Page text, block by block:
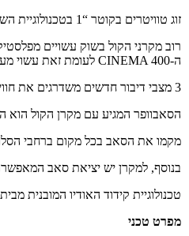
זוג טוויטרים בקוטר “1 בטכנולוגיית השופר Tractrix® הייחודית של החברה בשילוב זוג וופרים בקוטר “3 מעניקה לכל צליל מימד שמע נוסף.
רוב מקרני הקול בשוק עשויים
ה-CINEMA 400 לעומת זאת עשוי מעץ אמיתי ואיכותי שלא רק נראה טוב ועמיד לאורך שנים אלא גם עוזר להפיק סאונד איכותי ועמוק יותר.
3 מצבי דיבור חדשים משדרגים את חוויית האזנה בסדרות וסרטים על ידי הגברת עוצמת הדיבור וביצוע אופטימיזציה לEQ של המערכת בצורה אוטומטית.
הסאבוופר המגיע עם מקרן הקול הוא
מקמו את הסאב בכל מקום ברחבי
בנוסף, למקרן יש יציאת סאב
טכנולוגיית קידוד האודיו המובנית מבית Dolby מאפשרת למקרן הקול לעבד את אותות הסאונד בצורה מיטבית, ללא מאמץ במצבי השמע המתקדמים והסראונד.
מפרט טכני